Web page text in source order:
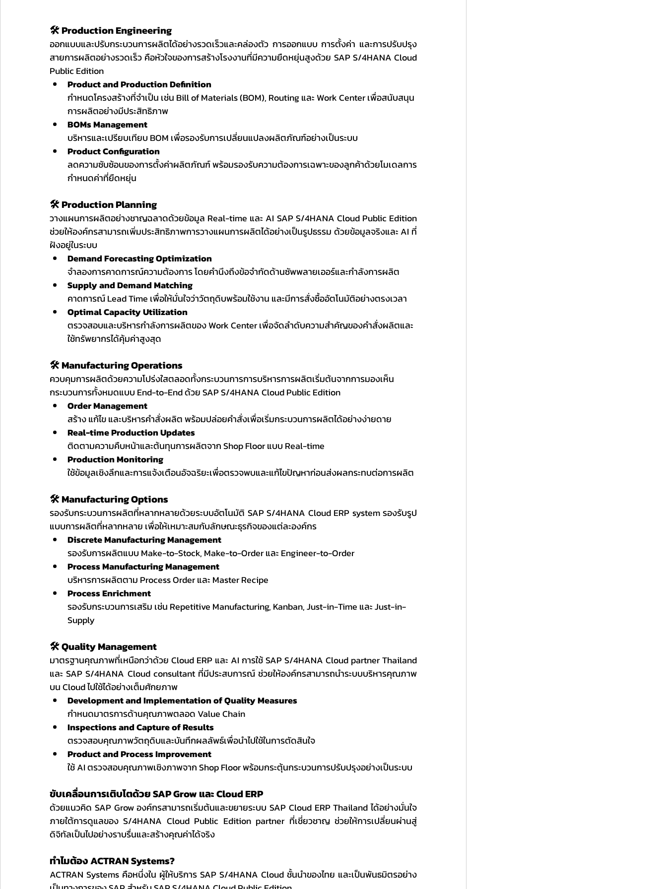
🛠️ Production Engineering
ออกแบบและปรับกระบวนการผลิตได้อย่างรวดเร็วและคล่องตัว การออกแบบ การตั้งค่า และการปรับปรุง
สายการผลิตอย่างรวดเร็ว คือหัวใจของการสร้างโรงงานที่มีความยืดหยุ่นสูงด้วย SAP S/4HANA Cloud
Public Edition
Product and Production Definition
กำหนดโครงสร้างที่จำเป็น เช่น Bill of Materials (BOM), Routing และ Work Center เพื่อสนับสนุน
การผลิตอย่างมีประสิทธิภาพ
BOMs Management
บริหารและเปรียบเทียบ BOM เพื่อรองรับการเปลี่ยนแปลงผลิตภัณฑ์อย่างเป็นระบบ
Product Configuration
ลดความซับซ้อนของการตั้งค่าผลิตภัณฑ์ พร้อมรองรับความต้องการเฉพาะของลูกค้าด้วยโมเดลการ
กำหนดค่าที่ยืดหยุ่น
🛠️ Production Planning
วางแผนการผลิตอย่างชาญฉลาดด้วยข้อมูล Real-time และ AI SAP S/4HANA Cloud Public Edition
ช่วยให้องค์กรสามารถเพิ่มประสิทธิภาพการวางแผนการผลิตได้อย่างเป็นรูปธรรม ด้วยข้อมูลจริงและ AI ที่
ฝังอยู่ในระบบ
Demand Forecasting Optimization
จำลองการคาดการณ์ความต้องการ โดยคำนึงถึงข้อจำกัดด้านซัพพลายเออร์และกำลังการผลิต
Supply and Demand Matching
คาดการณ์ Lead Time เพื่อให้มั่นใจว่าวัตถุดิบพร้อมใช้งาน และมีการสั่งซื้ออัตโนมัติอย่างตรงเวลา
Optimal Capacity Utilization
ตรวจสอบและบริหารกำลังการผลิตของ Work Center เพื่อจัดลำดับความสำคัญของคำสั่งผลิตและ
ใช้ทรัพยากรได้คุ้มค่าสูงสุด
🛠️ Manufacturing Operations
ควบคุมการผลิตด้วยความโปร่งใสตลอดทั้งกระบวนการการบริหารการผลิตเริ่มต้นจากการมองเห็น
กระบวนการทั้งหมดแบบ End-to-End ด้วย SAP S/4HANA Cloud Public Edition
Order Management
สร้าง แก้ไข และบริหารคำสั่งผลิต พร้อมปล่อยคำสั่งเพื่อเริ่มกระบวนการผลิตได้อย่างง่ายดาย
Real-time Production Updates
ติดตามความคืบหน้าและต้นทุนการผลิตจาก Shop Floor แบบ Real-time
Production Monitoring
ใช้ข้อมูลเชิงลึกและการแจ้งเตือนอัจฉริยะเพื่อตรวจพบและแก้ไขปัญหาก่อนส่งผลกระทบต่อการผลิต
🛠️ Manufacturing Options
รองรับกระบวนการผลิตที่หลากหลายด้วยระบบอัตโนมัติ SAP S/4HANA Cloud ERP system รองรับรูป
แบบการผลิตที่หลากหลาย เพื่อให้เหมาะสมกับลักษณะธุรกิจของแต่ละองค์กร
Discrete Manufacturing Management
รองรับการผลิตแบบ Make-to-Stock, Make-to-Order และ Engineer-to-Order
Process Manufacturing Management
บริหารการผลิตตาม Process Order และ Master Recipe
Process Enrichment
รองรับกระบวนการเสริม เช่น Repetitive Manufacturing, Kanban, Just-in-Time และ Just-in-
Supply
🛠️ Quality Management
มาตรฐานคุณภาพที่เหนือกว่าด้วย Cloud ERP และ AI การใช้ SAP S/4HANA Cloud partner Thailand
และ SAP S/4HANA Cloud consultant ที่มีประสบการณ์ ช่วยให้องค์กรสามารถนำระบบบริหารคุณภาพ
บน Cloud ไปใช้ได้อย่างเต็มศักยภาพ
Development and Implementation of Quality Measures
กำหนดมาตรการด้านคุณภาพตลอด Value Chain
Inspections and Capture of Results
ตรวจสอบคุณภาพวัตถุดิบและบันทึกผลลัพธ์เพื่อนำไปใช้ในการตัดสินใจ
Product and Process Improvement
ใช้ AI ตรวจสอบคุณภาพเชิงภาพจาก Shop Floor พร้อมกระตุ้นกระบวนการปรับปรุงอย่างเป็นระบบ
ขับเคลื่อนการเติบโตด้วย SAP Grow และ Cloud ERP
ด้วยแนวคิด SAP Grow องค์กรสามารถเริ่มต้นและขยายระบบ SAP Cloud ERP Thailand ได้อย่างมั่นใจ
ภายใต้การดูแลของ S/4HANA Cloud Public Edition partner ที่เชี่ยวชาญ ช่วยให้การเปลี่ยนผ่านสู่
ดิจิทัลเป็นไปอย่างราบรื่นและสร้างคุณค่าได้จริง
ทำไมต้อง ACTRAN Systems?
ACTRAN Systems คือหนึ่งใน ผู้ให้บริการ SAP S/4HANA Cloud ชั้นนำของไทย และเป็นพันธมิตรอย่าง